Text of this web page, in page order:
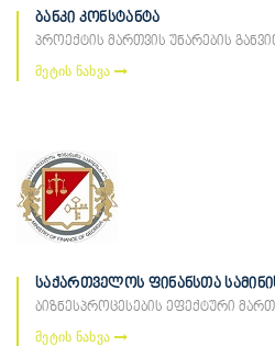
ბანკი კონსტანტა
პროექტის მართვის უნარების
მეტის ნახვა
საქართველოს ფინანსთა
ბიზნესპროცესების ეფექტური
მეტის ნახვა